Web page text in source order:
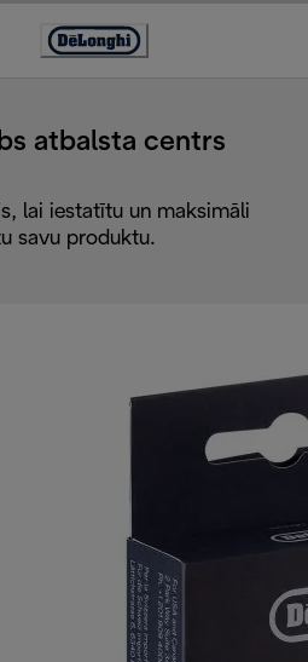
Accessibility
atbalsta centrs
lai iestatītu un maksimāli
savu produktu.